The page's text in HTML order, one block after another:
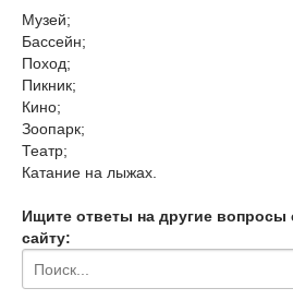
Музей;
Бассейн;
Поход;
Пикник;
Кино;
Зоопарк;
Театр;
Катание на лыжах.
Ищите ответы на другие
сайту: